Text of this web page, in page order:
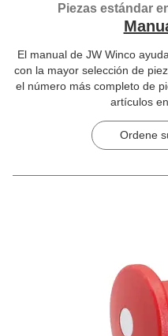
Piezas estándar
El manual de JW Winco
con la mayor selección de
el número más completo de
artículos
Ordene